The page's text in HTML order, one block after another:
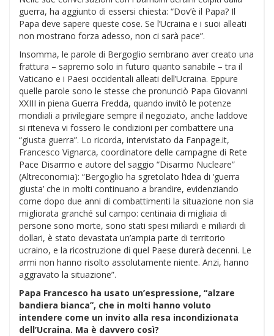
guerra, ha aggiunto di essersi chiesta: “Dov’è il Papa? Il
Papa deve sapere queste cose. Se l’Ucraina e i suoi alleati
non mostrano forza adesso, non ci sarà pace”.
Insomma, le parole di Bergoglio sembrano aver creato una
frattura – sapremo solo in futuro quanto sanabile – tra il
Vaticano e i Paesi occidentali alleati dell’Ucraina. Eppure
quelle parole sono le stesse che pronunciò Papa Giovanni
XXIII in piena Guerra Fredda, quando invitò le potenze
mondiali a privilegiare sempre il negoziato, anche laddove
si riteneva vi fossero le condizioni per combattere una
“giusta guerra”. Lo ricorda, intervistato da Fanpage.it,
Francesco Vignarca, coordinatore delle campagne di Rete
Pace Disarmo e autore del saggio “Disarmo Nucleare”
(Altreconomia): “Bergoglio ha sgretolato l’idea di ‘guerra
giusta’ che in molti continuano a brandire, evidenziando
come dopo due anni di combattimenti la situazione non sia
migliorata granché sul campo: centinaia di migliaia di
persone sono morte, sono stati spesi miliardi e miliardi di
dollari, è stato devastata un’ampia parte di territorio
ucraino, e la ricostruzione di quel Paese durerà decenni. Le
armi non hanno risolto assolutamente niente. Anzi, hanno
aggravato la situazione”.
Papa Francesco ha usato un’espressione, “alzare
bandiera bianca”, che in molti hanno voluto
intendere come un invito alla resa incondizionata
dell’Ucraina. Ma è davvero così?